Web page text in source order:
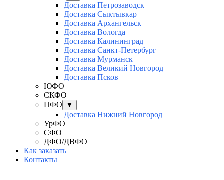
Доставка Петрозаводск
Доставка Сыктывкар
Доставка Архангельск
Доставка Вологда
Доставка Калининград
Доставка Санкт-Петербург
Доставка Мурманск
Доставка Великий Новгород
Доставка Псков
ЮФО
СКФО
ПФО
▼
Доставка Нижний Новгород
УрФО
СФО
ДФО/ДВФО
Как заказать
Контакты